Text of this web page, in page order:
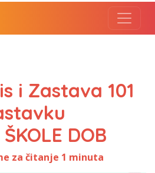
i Zastava 101
DOB
za čitanje 1 minuta